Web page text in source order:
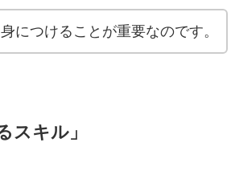
につけることが重要なのです。
スキル」